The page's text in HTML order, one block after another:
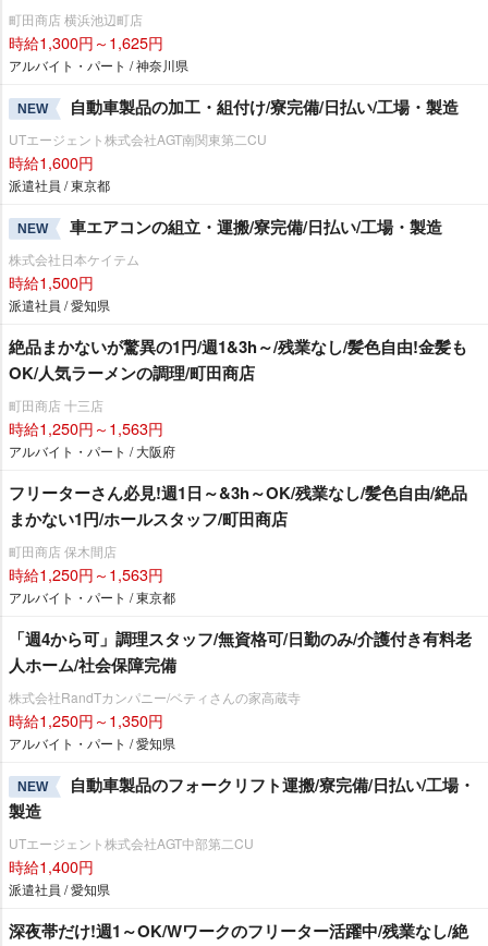
町田商店 横浜池辺町店
時給1,300円～1,625円
アルバイト・パート / 神奈川県
NEW 自動車製品の加工・組付け/寮完備/日払い/工場・製造
UTエージェント株式会社AGT南関東第二CU
時給1,600円
派遣社員 / 東京都
NEW 車エアコンの組立・運搬/寮完備/日払い/工場・製造
株式会社日本ケイテム
時給1,500円
派遣社員 / 愛知県
絶品まかないが驚異の1円/週1&3h～/残業なし/髪色自由!金髪も
OK/人気ラーメンの調理/町田商店
町田商店 十三店
時給1,250円～1,563円
アルバイト・パート / 大阪府
フリーターさん必見!週1日～&3h～OK/残業なし/髪色自由/絶品
まかない1円/ホールスタッフ/町田商店
町田商店 保木間店
時給1,250円～1,563円
アルバイト・パート / 東京都
「週4から可」調理スタッフ/無資格可/日勤のみ/介護付き有料老
人ホーム/社会保障完備
株式会社RandTカンパニー/ベティさんの家高蔵寺
時給1,250円～1,350円
アルバイト・パート / 愛知県
NEW
自動車製品のフォークリフト運搬/寮完備/日払い/工場・
製造
UTエージェント株式会社AGT中部第二CU
時給1,400円
派遣社員 / 愛知県
深夜帯だけ!週1～OK/Wワークのフリーター活躍中/残業なし/絶